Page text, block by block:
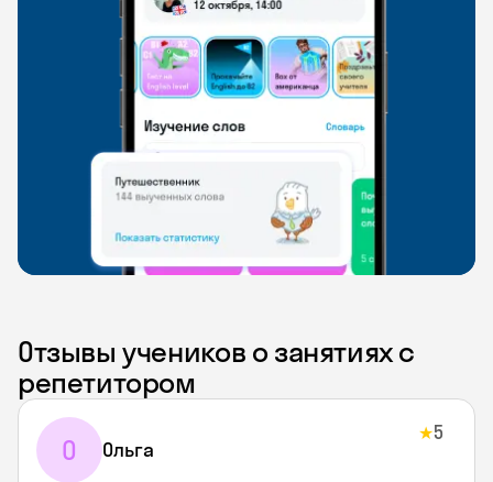
Отзывы учеников о занятиях с
репетитором
О Ольга
★5